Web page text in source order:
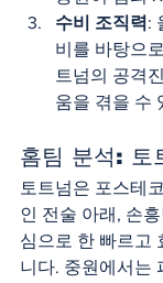
수비 조직력:
비를 바탕으
트넘의 공격
움을 겪을 수
홈팀 분석: 토
토트넘은 포스테
인 전술 아래, 손
심으로 한 빠르고
니다. 중원에서는